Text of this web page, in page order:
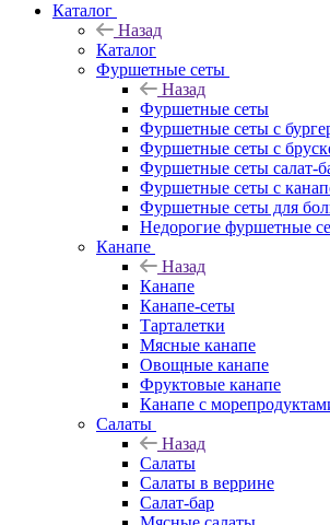
Каталог
Назад
Каталог
Фуршетные сеты
Назад
Фуршетные сеты
Фуршетные сеты с
Фуршетные сеты с
Фуршетные сеты салат-
Фуршетные сеты с
Фуршетные сеты для
Недорогие фуршетные
Канапе
Назад
Канапе
Канапе-сеты
Тарталетки
Мясные канапе
Овощные канапе
Фруктовые канапе
Канапе с
Салаты
Назад
Салаты
Салаты в веррине
Салат-бар